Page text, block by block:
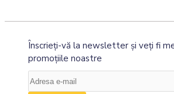
Înscrieţi-vă la newsletter şi veţi fi
promoţiile noastre